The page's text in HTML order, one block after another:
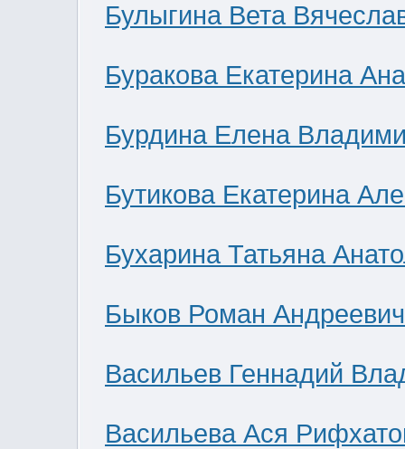
Булыгина Вета
Буракова Екатерина
Бурдина Елена
Бутикова Екатерина
Бухарина Татьяна
Быков Роман Андреевич
Васильев Геннадий
Васильева Ася